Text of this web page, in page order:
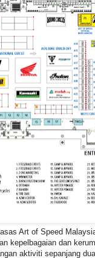
Art of Speed
kepelbagaian dan
aktiviti sepanjang